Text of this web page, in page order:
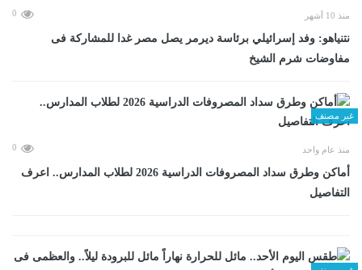
منذ 10 أشهر 0
نتنياهو: وفد إسرائيلي برئاسة ديرمر يصل مصر غدا للمشاركة فى
مفاوضات شرم الشيخ
غير مصنف
منذ عام واحد 0
أماكن وطرق سداد المصروفات الدراسية 2026 لطلاب المدارس.. اعرف
التفاصيل